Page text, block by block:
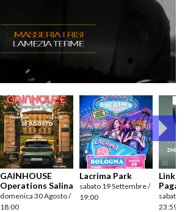
GAINHOUSE
Operations Salina
domenica 30 Agosto /
18:00
Lacrima Park
sabato 19 Settembre /
19:00
Link
sabato
23:59